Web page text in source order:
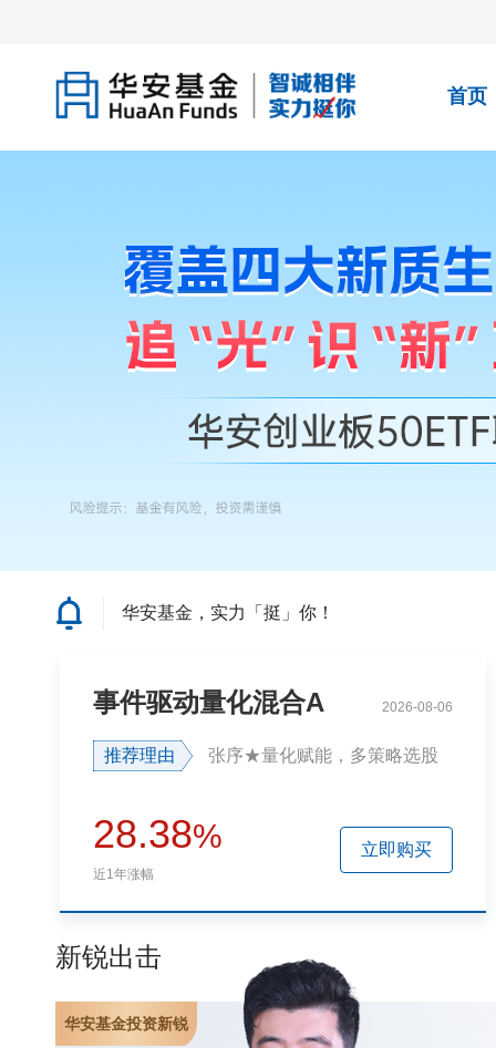
首页
关于防范不法分子冒用华安基金名义进行违法
华安基金，实力「挺」你！
事件驱动量化混合A 2026-08-06
推荐理由 张序★量化赋能，多策略选股
28.38%
近1年涨幅
立即购买
新锐出击
华安基金投资新锐